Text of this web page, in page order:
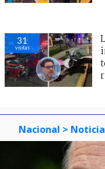
31
visitas
Nacional > Noticia